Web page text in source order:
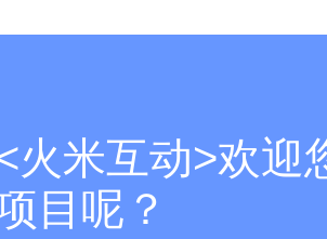
火米互动>欢迎
目呢？